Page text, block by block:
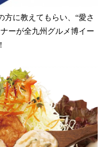
方に教えてもらい、“愛さ
ーが全九州グルメ博イー